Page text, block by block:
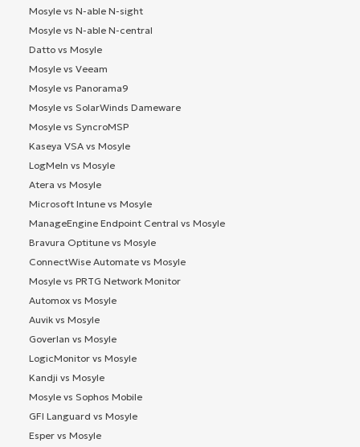
Mosyle vs N-able N-sight
Mosyle vs N-able N-central
Datto vs Mosyle
Mosyle vs Veeam
Mosyle vs Panorama9
Mosyle vs SolarWinds Dameware
Mosyle vs SyncroMSP
Kaseya VSA vs Mosyle
LogMeIn vs Mosyle
Atera vs Mosyle
Microsoft Intune vs Mosyle
ManageEngine Endpoint Central vs Mosyle
Bravura Optitune vs Mosyle
ConnectWise Automate vs Mosyle
Mosyle vs PRTG Network Monitor
Automox vs Mosyle
Auvik vs Mosyle
Goverlan vs Mosyle
LogicMonitor vs Mosyle
Kandji vs Mosyle
Mosyle vs Sophos Mobile
GFI Languard vs Mosyle
Esper vs Mosyle